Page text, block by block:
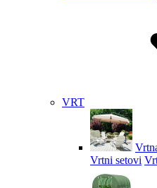
VRT
Vrtni setovi